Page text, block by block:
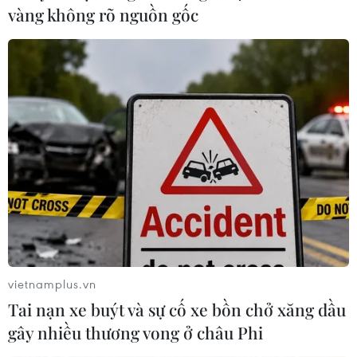
Bộ đội ta vừa chiến đấu vừa đào hào bao vây tập đoàn cứ
điểm Điên Biên Phủ. (Ảnh tư liệu TTXVN)
Phương châm ban đầu "đánh nhanh, thắng
nhanh" trong hai đêm ba ngày có ưu điểm là tạo
bất ngờ, giữ được quyết tâm và vấn đề cung
vàng không rõ nguồn gốc
vietnamplus.vn
Tai nạn xe buýt và sự cố xe bồn chở xăng dầu
gây nhiều thương vong ở châu Phi